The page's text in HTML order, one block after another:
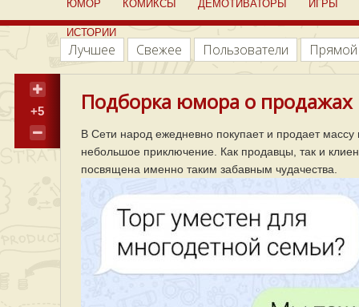
ЮМОР КОМИКСЫ ДЕМОТИВАТОРЫ ИГРЫ
ИСТОРИИ
Лучшее Свежее Пользователи
+5 Подборка юмора о продажах
В Сети народ ежедневно покупает и продает
небольшое приключение. Как продавцы, так и
посвящена именно таким забавным чудачества.